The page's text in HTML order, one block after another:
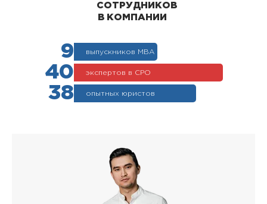
СОТРУДНИКОВ
В КОМПАНИИ
9 выпускников МВА
40 экспертов в СРО
38 опытных юристов